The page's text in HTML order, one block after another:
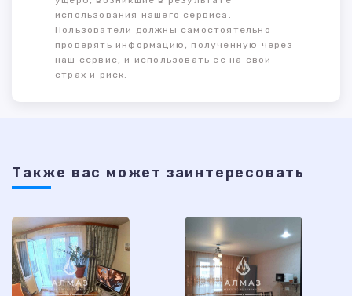
использования нашего сервиса.
Пользователи должны самостоятельно
проверять информацию, полученную через
наш сервис, и использовать ее на свой
страх и риск.
Также ваc может заинтересовать